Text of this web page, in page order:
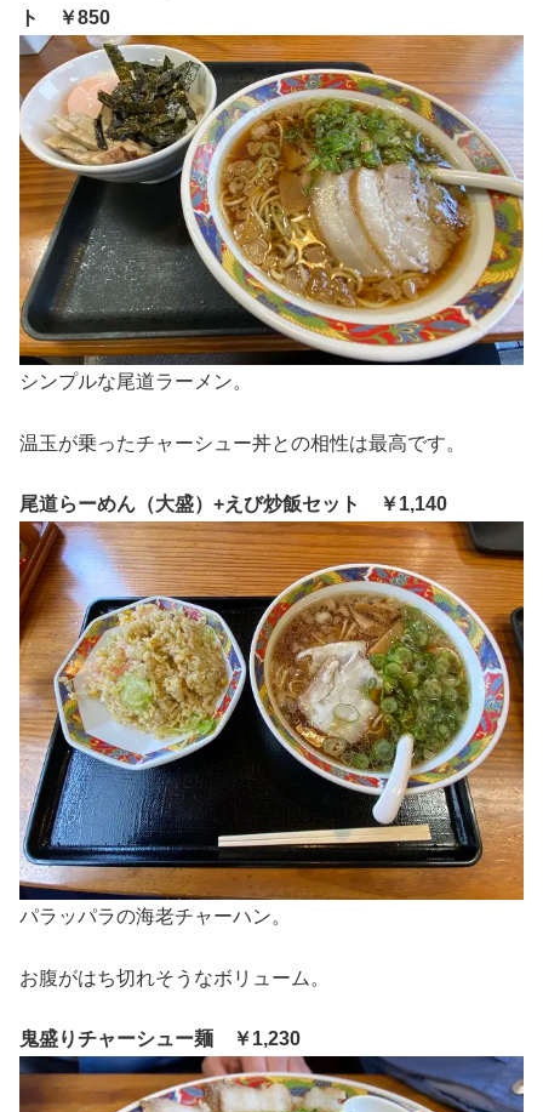
ト ￥850
シンプルな尾道ラーメン。
温玉が乗ったチャーシュー丼との相性は最高です。
尾道らーめん（大盛）+えび炒飯セット ￥1,140
パラッパラの海老チャーハン。
お腹がはち切れそうなボリューム。
鬼盛りチャーシュー麺 ￥1,230